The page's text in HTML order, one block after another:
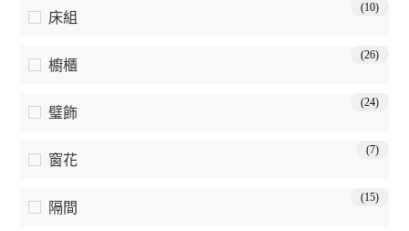
床組
(10)
櫥櫃
(26)
璧飾
(24)
窗花
(7)
隔間
(15)